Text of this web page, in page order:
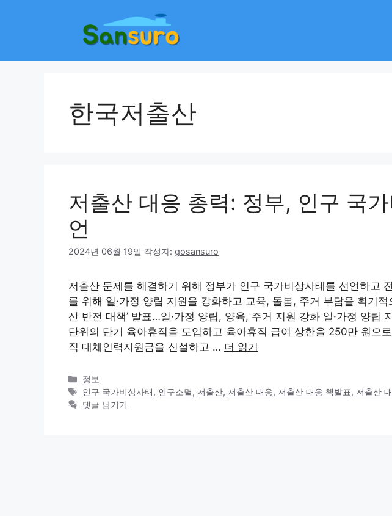
한국저출산
저출산 대응 총력: 정부, 인구 국
언
2024년 06월 19일 작성자: gosansuro
저출산 문제를 해결하기 위해 정부가 인구 국가비상사태를 선언하고
를 위해 일·가정 양립 지원을 강화하고 교육, 돌봄, 주거 부담을 획기
산 반전 대책’ 발표…일·가정 양립, 양육, 주거 지원 강화 일·가정 양립
단위의 단기 육아휴직을 도입하고 육아휴직 급여 상한을 250만 원으
직 대체인력지원금을 신설하고 … 더 읽기
카
테
고
정보
태
그
인구 국가비상사태, 인구소멸, 저출산, 저출산 대응, 저출산 대응 책발표, 저출산
댓글 남기기